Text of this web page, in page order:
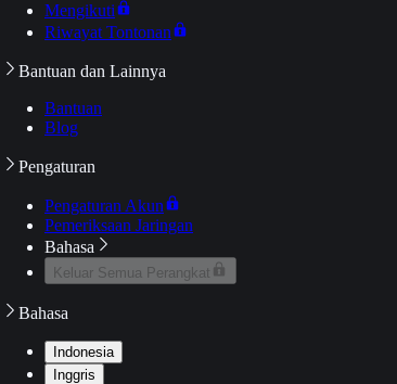
Mengikuti
Riwayat Tontonan
Bantuan dan Lainnya
Bantuan
Blog
Pengaturan
Pengaturan Akun
Pemeriksaan Jaringan
Bahasa
Keluar Semua Perangkat
Bahasa
Indonesia
Inggris